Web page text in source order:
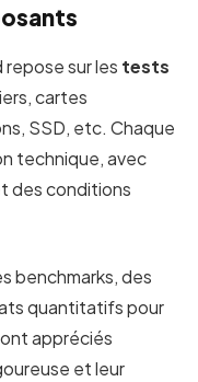
sur les tests
cartes
SSD, etc. Chaque
technique, avec
des conditions
benchmarks, des
quantitatifs pour
appréciés
et leur